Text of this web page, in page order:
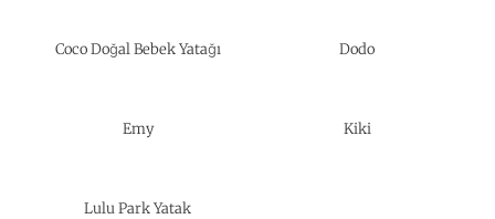
Coco Doğal Bebek Yatağı Dodo
Emy Kiki
Lulu Park Yatak